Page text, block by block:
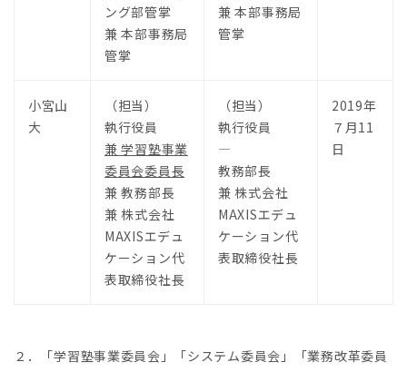
ング部管掌
兼 本部事務局
管掌
兼 本部事務局
管掌
小宮山
大
（担当）
執行役員
兼 学習塾事業
委員会委員長
兼 教務部長
兼 株式会社
MAXISエデュ
ケーション代
表取締役社長
（担当）
執行役員
―
教務部長
兼 株式会社
MAXISエデュ
ケーション代
表取締役社長
2019年
７月11
日
２．「学習塾事業委員会」「システム委員会」「業務改革委員